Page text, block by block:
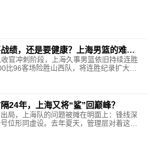
绩，还是要健康？上海男篮的难题
官冲刺阶段，上海久事男篮依旧持续连胜
比96客场险胜山西队，将连胜纪录扩大至
胜利远没有此前那般轻松，几天前双方
24年，上海又将“鲨”回巅峰？
局，上海队的问题被摊在明面上：锋线深
位形同虚设。去年夏天，管理层对着这两
如今赛季行至尾声，补强的效果已无